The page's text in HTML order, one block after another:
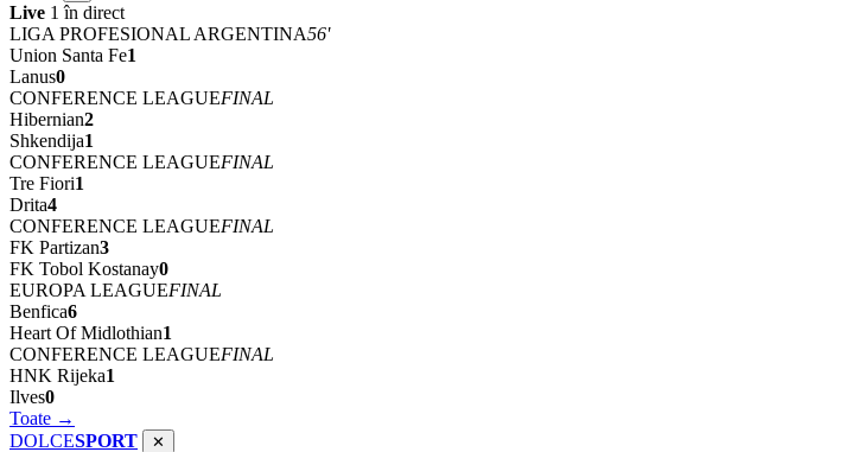
Live 1 în direct
LIGA PROFESIONAL ARGENTINA56'
Union Santa Fe1
Lanus0
CONFERENCE LEAGUEFINAL
Hibernian2
Shkendija1
CONFERENCE LEAGUEFINAL
Tre Fiori1
Drita4
CONFERENCE LEAGUEFINAL
FK Partizan3
FK Tobol Kostanay0
EUROPA LEAGUEFINAL
Benfica6
Heart Of Midlothian1
CONFERENCE LEAGUEFINAL
HNK Rijeka1
Ilves0
Toate →
DOLCESPORT ✕